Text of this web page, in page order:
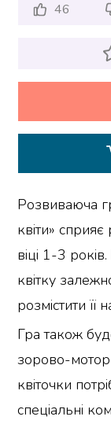
46
Розвиваюча
квіти»
віці 1-3
квітку
розмістити її
Гра також
зорово-
квіточки
спеціальні